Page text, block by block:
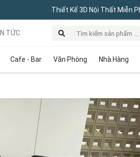
Thiết Kế 3D Nội Thất Miễn
Cafe - Bar Văn Phòng Nhà Hàng
TỨC